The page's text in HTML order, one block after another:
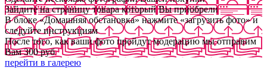
Зайдите на страницу товара который Вы приобрели
В блоке «Домашняя обстановка» нажмите «загрузить фото» и
следуйте инструкциям
После того, как ваши фото пройдут модерацию мы отправим
Вам 300 руб
перейти в галерею